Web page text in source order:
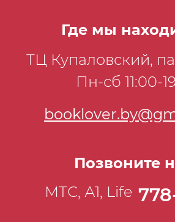
Где мы
ТЦ Купаловский,
Пн-сб 11:00-
Позвоните
МТС, А1, Life